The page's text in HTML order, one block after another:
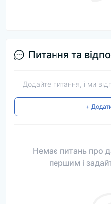
Питання та
Додайте питання, і ми
+
Немає питань про
першим і